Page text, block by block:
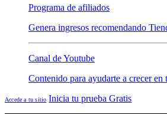
Programa de afiliados
Genera ingresos recomendando
Canal de Youtube
Contenido para ayudarte a crecer
Accede a tu sitio Inicia tu prueba Gratis